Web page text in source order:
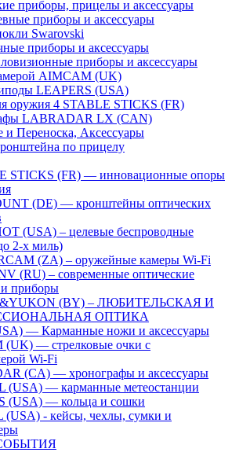
приборы, прицелы и аксессуары
приборы и аксессуары
Swarovski
приборы и аксессуары
приборы и аксессуары
AIMCAM (UK)
LEAPERS (USA)
оружия 4 STABLE STICKS (FR)
LABRADAR LX (CAN)
и Переноска, Аксессуары
по прицелу
STICKS (FR) — инновационные опоры
(DE) — кронштейны оптических
(USA) – целевые беспроводные
2-х миль)
(ZA) – оружейные камеры Wi-Fi
(RU) – современные оптические
приборы
(BY) – ЛЮБИТЕЛЬСКАЯ И
ОПТИКА
— Карманные ножи и аксессуары
— стрелковые очки с
Wi-Fi
(CA) — хронографы и аксессуары
(USA) — карманные метеостанции
(USA) — кольца и сошки
(USA) - кейсы, чехлы, сумки и